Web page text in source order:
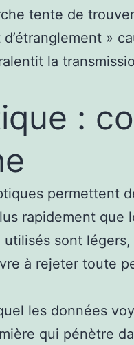
tente de
»
la
:
permettent
rapidement que
utilisés sont
à rejeter toute
les données
qui pénètre